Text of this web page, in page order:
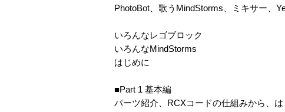
PhotoBot、歌うMindStorms、ミキサー、
いろんなレゴブロック
いろんなMindStorms
はじめに
■Part 1 基本編
パーツ紹介、RCXコードの仕組みから、